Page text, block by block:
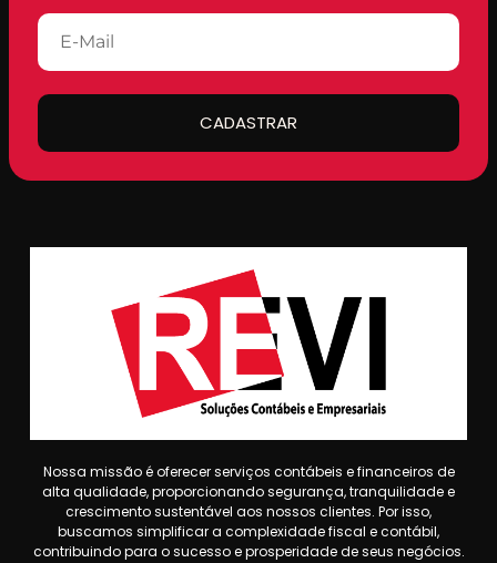
CADASTRAR
Nossa missão é oferecer serviços contábeis e financeiros de
alta qualidade, proporcionando segurança, tranquilidade e
crescimento sustentável aos nossos clientes. Por isso,
buscamos simplificar a complexidade fiscal e contábil,
contribuindo para o sucesso e prosperidade de seus negócios.